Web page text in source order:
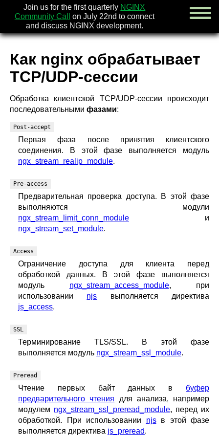
Join us for the first quarterly NGINX
Community Call
on July 22nd to connect
and discuss NGINX development.
русский
новости[en]
об nginx
документация
blog
gateway fabric
Как nginx обрабатывает
TCP/UDP-сессии
Обработка клиентской TCP/UDP-сессии происходит
последовательными фазами:
Post-accept
Первая фаза после принятия клиентского
соединения. В этой фазе выполняется модуль
ngx_stream_realip_module.
Pre-access
Предварительная проверка доступа. В этой фазе
выполняются модули
ngx_stream_limit_conn_module и
ngx_stream_set_module.
Access
Ограничение доступа для клиента перед
обработкой данных. В этой фазе выполняется
модуль ngx_stream_access_module, при
использовании njs выполняется директива
js_access.
SSL
Терминирование TLS/SSL. В этой фазе
выполняется модуль ngx_stream_ssl_module.
Preread
Чтение первых байт данных в буфер
предварительного чтения для анализа, например
модулем ngx_stream_ssl_preread_module, перед их
обработкой. При использовании njsв этой фазе
выполняется директива js_preread.